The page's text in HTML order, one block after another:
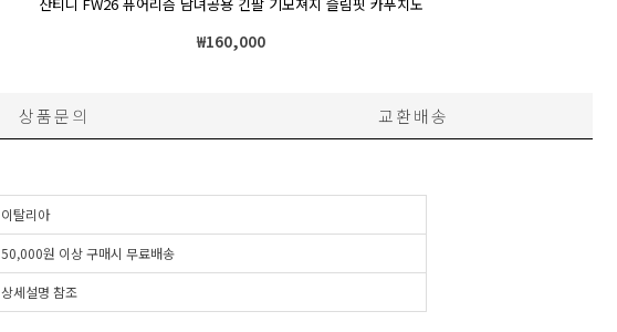
₩160,000
상품문의 교환배송
이탈리아
50,000원 이상 구매시 무료배송
상세설명 참조